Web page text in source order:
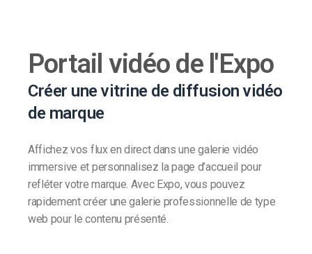
Portail vidéo de l'Expo
Créer une vitrine de diffusion vidéo
de marque
Affichez vos flux en direct dans une galerie vidéo
immersive et personnalisez la page d’accueil pour
refléter votre marque. Avec Expo, vous pouvez
rapidement créer une galerie professionnelle de type
web pour le contenu présenté.